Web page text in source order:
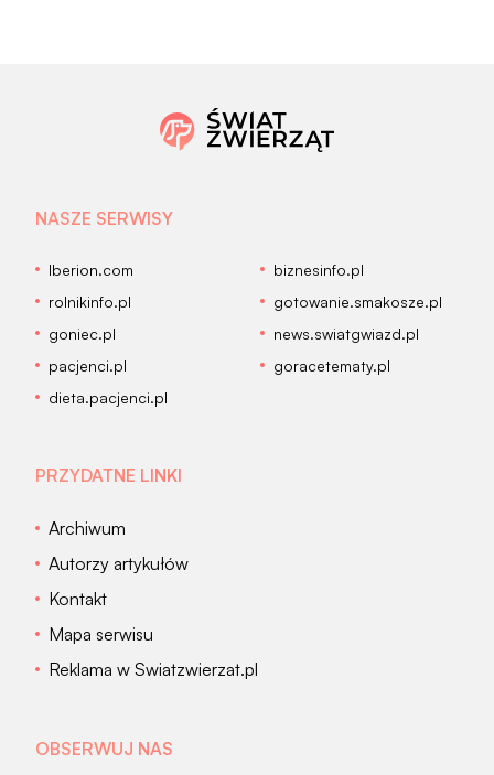
NASZE SERWISY
Iberion.com
biznesinfo.pl
rolnikinfo.pl
gotowanie.smakosze.pl
goniec.pl
news.swiatgwiazd.pl
pacjenci.pl
goracetematy.pl
dieta.pacjenci.pl
PRZYDATNE LINKI
Archiwum
Autorzy artykułów
Kontakt
Mapa serwisu
Reklama w Swiatzwierzat.pl
OBSERWUJ NAS